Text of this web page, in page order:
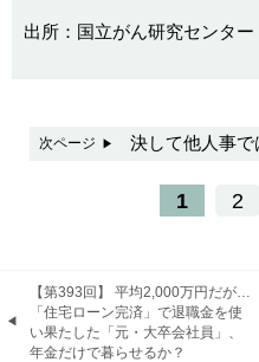
出所：国立がん研究センター
次ページ 決して他人事で
1 2
【第393回】 平均2,000万円だが…
「住宅ローン完済」で退職金を使
い果たした「元・大卒会社員」、
年金だけで暮らせるか？